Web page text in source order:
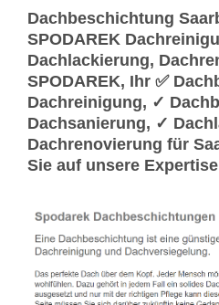
Dachbeschichtung
SPODAREK
Dachlackierung,
SPODAREK, Ihr ✅
Dachreinigung, ✓
Dachsanierung, ✓
Dachrenovierung für
Sie auf unsere